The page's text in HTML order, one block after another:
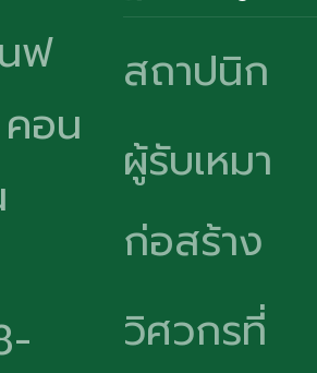
ฟ
อน
สถาปนิก
ผู้รับเหมา
ก่อสร้าง
วิศวกรที่